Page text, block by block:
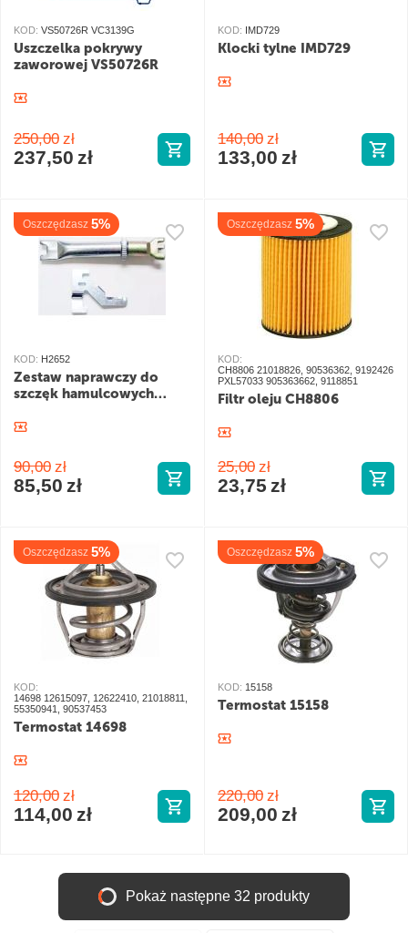
KOD: VS50726R VC3139G
Uszczelka pokrywy
zaworowej VS50726R
250,00 zł
237,50 zł
KOD: IMD729
Klocki tylne IMD729
140,00 zł
133,00 zł
Oszczędzasz 5%
KOD: H2652
Zestaw naprawczy do
szczęk hamulcowych
90,00 zł
85,50 zł
Oszczędzasz 5%
KOD:
CH8806 21018826, 90536362, 9192426
PXL57033 905363662, 9118851
Filtr oleju CH8806
25,00 zł
23,75 zł
Oszczędzasz 5%
KOD:
14698 12615097, 12622410, 21018811,
55350941, 90537453
Termostat 14698
120,00 zł
114,00 zł
Oszczędzasz 5%
KOD: 15158
Termostat 15158
220,00 zł
209,00 zł
Pokaż następne 32 produkty